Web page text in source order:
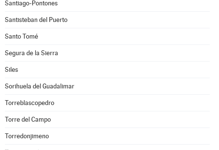
Santiago-Pontones
Santisteban del Puerto
Santo Tomé
Segura de la Sierra
Siles
Sorihuela del Guadalimar
Torreblascopedro
Torre del Campo
Torredonjimeno